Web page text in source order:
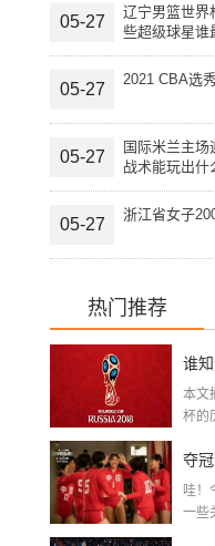
05-27
辽宁男篮世界
些超级球星谁
05-27
2021 CBA选
05-27
国际米兰主场
战术能玩出什
05-27
浙江省女子
热门推荐
谁
史
本文
杯的
夺
〖
哇！
一些